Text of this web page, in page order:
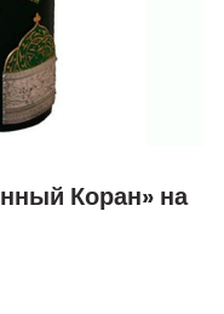
Коран» на